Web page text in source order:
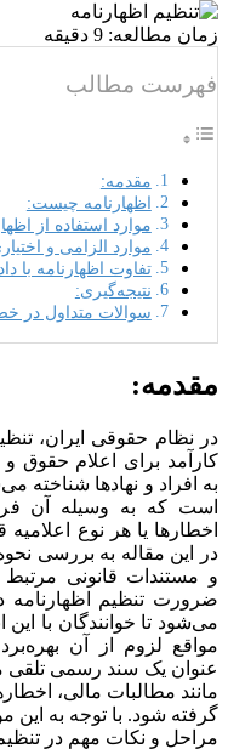
زمان مطالعه: 9 دقیقه
فهرست مطالب
مقدمه:
اظهارنامه چیست:
موارد استفاده از
موارد الزامی و
تفاوت اظهارنامه با
نتیجه‌گیری:
سوالات متداول در
مقدمه:
در نظام حقوقی ایران،
کارآمد برای اعلام حقوق
به افراد و نهادها شناخته
است که به وسیله آن فرد
اخطارها یا هر نوع
در این مقاله به بررسی
و مستندات قانونی
ضرورت تنظیم اظهارنامه
می‌شود تا خوانندگان با این
مواقع لزوم از آن
عنوان یک سند رسمی تلقی
مانند مطالبات مالی،
گرفته شود. با توجه به این
مراحل و نکات مهم در